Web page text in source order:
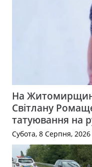
На
Світлану
татуювання на
Субота, 8 Серпня, 2026